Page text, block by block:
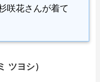
咲花さんが着て
ツヨシ）